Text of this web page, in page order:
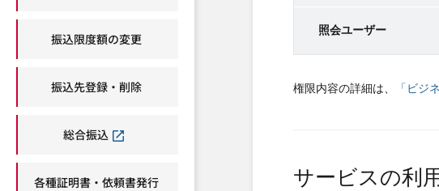
照会ユーザー
権限内容の詳細は、 「ビジ
サービスの利
振込限度額の変更
振込先登録・削除
総合振込
各種証明書・依頼書発行